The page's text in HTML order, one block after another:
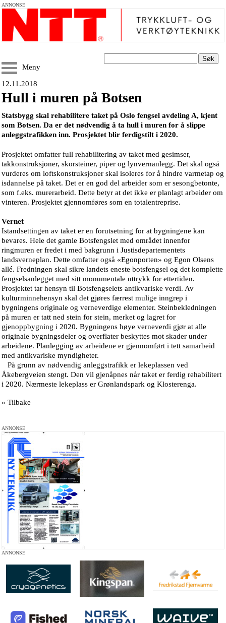
ANNONSE
Søk
Meny
12.11.2018
Hull i muren på Botsen
Statsbygg skal rehabilitere taket på Oslo fengsel avdeling A, kjent
som Botsen. Da er det nødvendig å ta hull i muren for å slippe
anleggstrafikken inn. Prosjektet blir ferdigstilt i 2020.
Prosjektet omfatter full rehabilitering av taket med gesimser,
takkonstruksjoner, skorsteiner, piper og lynvernanlegg. Det skal også
vurderes om loftskonstruksjoner skal isoleres for å hindre varmetap og
isdannelse på taket. Det er en god del arbeider som er sesongbetonte,
som f.eks. murerarbeid. Dette betyr at det ikke er planlagt arbeider om
vinteren. Prosjektet gjennomføres som en totalentreprise.
Vernet
Istandsettingen av taket er en forutsetning for at bygningene kan
bevares. Hele det gamle Botsfengslet med området innenfor
ringmuren er fredet i med bakgrunn i Justisdepartementets
landsverneplan. Dette omfatter også «Egonporten» og Egon Olsens
allé. Fredningen skal sikre landets eneste botsfengsel og det komplette
fengselsanlegget med sitt monumentale uttrykk for ettertiden.
Prosjektet tar hensyn til Botsfengselets antikvariske verdi. Av
kulturminnehensyn skal det gjøres færrest mulige inngrep i
bygningens originale og verneverdige elementer. Steinbekledningen
på muren er tatt ned stein for stein, merket og lagret for
gjenoppbygning i 2020. Bygningens høye verneverdi gjør at alle
originale bygningsdeler og overflater beskyttes mot skader under
arbeidene. Planlegging av arbeidene er gjennomført i tett samarbeid
med antikvariske myndigheter.
På grunn av nødvendig anleggstrafikk er lekeplassen ved
Åkebergveien stengt. Den vil gjenåpnes når taket er ferdig rehabilitert
i 2020. Nærmeste lekeplass er Grønlandspark og Klosterenga.
« Tilbake
ANNONSE
ANNONSE